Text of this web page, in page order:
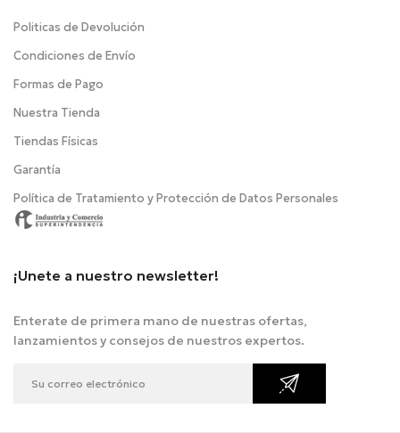
Politicas de Devolución
Condiciones de Envío
Formas de Pago
Nuestra Tienda
Tiendas Físicas
Garantía
Política de Tratamiento y Protección de Datos Personales
¡Unete a nuestro newsletter!
Enterate de primera mano de nuestras ofertas,
lanzamientos y consejos de nuestros expertos.